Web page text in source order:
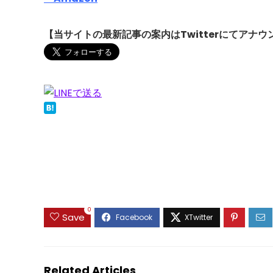
【当サイトの最新記事の案内はTwitterにてアナウ
Save
0